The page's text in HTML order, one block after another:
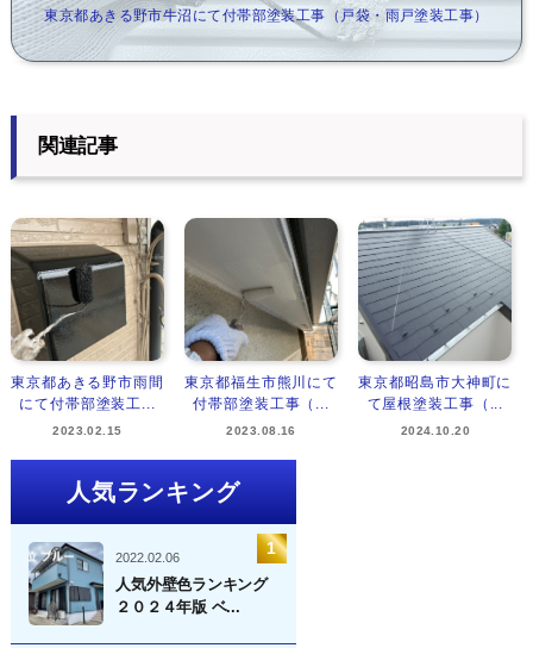
東京都あきる野市牛沼にて付帯部塗装工事（戸袋・雨戸塗装工事）
関連記事
東京都あきる野市雨間
にて付帯部塗装工...
2023.02.15
東京都福生市熊川にて
付帯部塗装工事（...
2023.08.16
東京都昭島市大神町に
て屋根塗装工事（...
2024.10.20
人気ランキング
2022.02.06
人気外壁色ランキング
２０２４年版 ベ...